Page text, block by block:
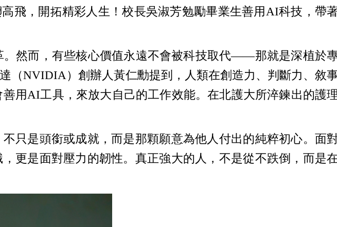
飛，開拓精彩人生！校長吳淑芳勉勵畢業生善用AI科技，帶
然而，有些核心價值永遠不會被科技取代——那就是深植於
（NVIDIA）創辦人黃仁勳提到，人類在創造力、判斷力、敘
用AI工具，來放大自己的工作效能。在北護大所淬鍊出的護
只是頭銜或成就，而是那顆願意為他人付出的純粹初心。面
更是面對壓力的韌性。真正強大的人，不是從不跌倒，而是